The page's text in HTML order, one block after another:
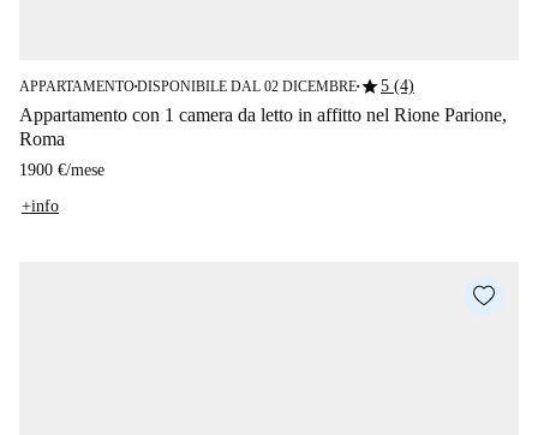
APPARTAMENTO■DISPONIBILE DAL 02 DICEMBRE■star5 (4)
Appartamento con 1 camera da letto in affitto nel Rione Parione,
Roma
1900 €/mese
+info